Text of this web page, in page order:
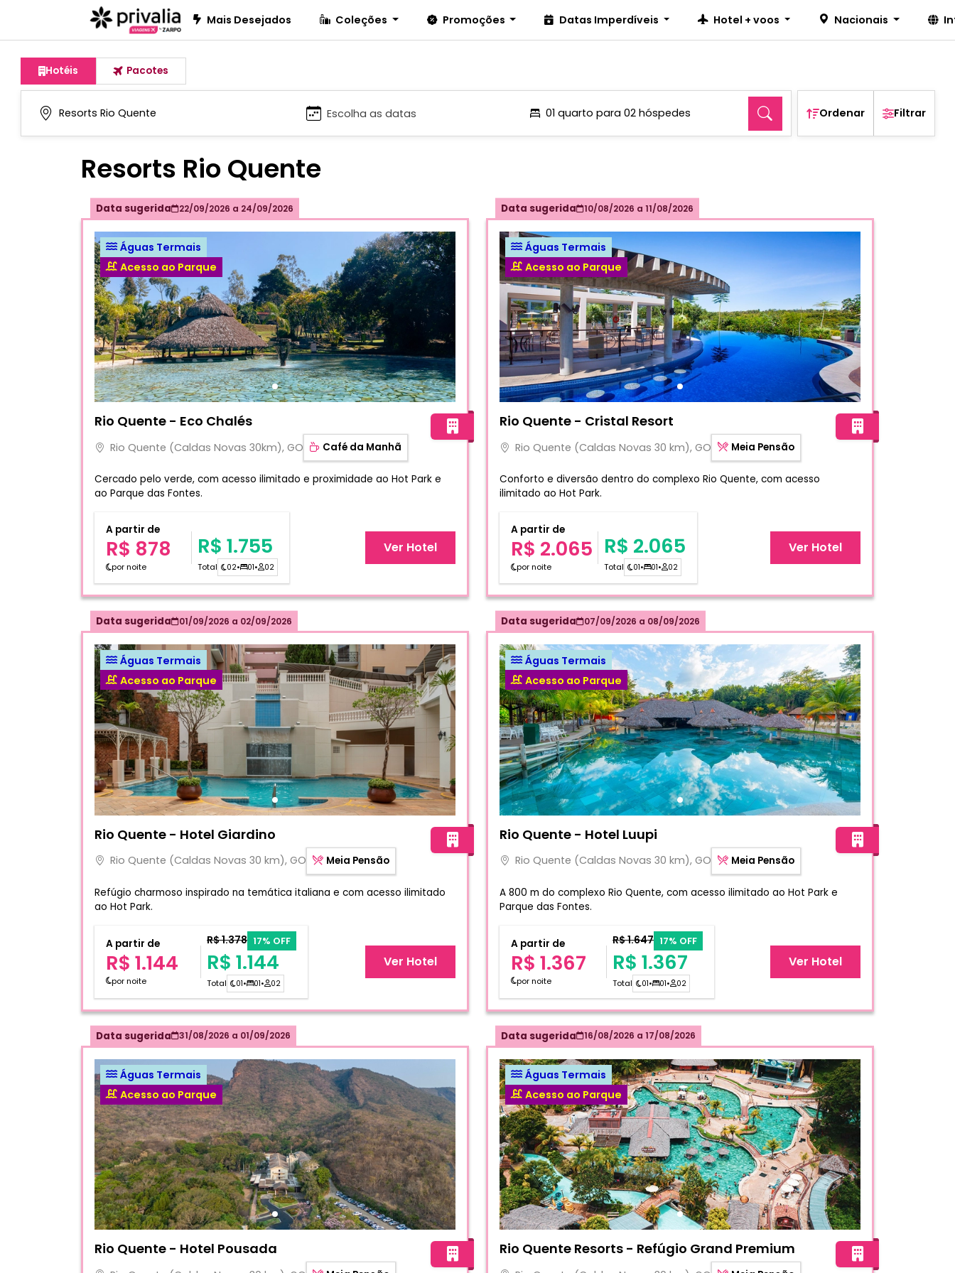
Mais Desejados Coleções Promoções Datas Imperdíveis Hotel + voos Nacionais
Hotéis Pacotes
01 quarto para 02 hóspedes Ordenar Filtrar
Resorts Rio Quente
Data sugerida 22/09/2026 a 24/09/2026
Águas Termais
Acesso ao Parque
Rio Quente - Eco Chalés
Rio Quente (Caldas Novas 30km), GO Café da Manhã
Cercado pelo verde, com acesso ilimitado e proximidade ao Hot Park e
ao Parque das Fontes.
A partir de
R$ 878
por noite
R$ 1.755
Total 02• 01• 02
Ver Hotel
Data sugerida 10/08/2026 a 11/08/2026
Águas Termais
Acesso ao Parque
Rio Quente - Cristal Resort
Rio Quente (Caldas Novas 30 km), GO Meia Pensão
Conforto e diversão dentro do complexo Rio Quente, com acesso
ilimitado ao Hot Park.
A partir de
R$ 2.065
por noite
R$ 2.065
Total 01• 01• 02
Ver Hotel
Data sugerida 01/09/2026 a 02/09/2026
Águas Termais
Acesso ao Parque
Rio Quente - Hotel Giardino
Rio Quente (Caldas Novas 30 km), GO Meia Pensão
Refúgio charmoso inspirado na temática italiana e com acesso ilimitado
ao Hot Park.
A partir de
R$ 1.144
por noite
R$ 1.378 17% OFF
R$ 1.144
Total 01• 01• 02
Ver Hotel
Data sugerida 07/09/2026 a 08/09/2026
Águas Termais
Acesso ao Parque
Rio Quente - Hotel Luupi
Rio Quente (Caldas Novas 30 km), GO Meia Pensão
A 800 m do complexo Rio Quente, com acesso ilimitado ao Hot Park e
Parque das Fontes.
A partir de
R$ 1.367
por noite
R$ 1.647 17% OFF
R$ 1.367
Total 01• 01• 02
Ver Hotel
Data sugerida 31/08/2026 a 01/09/2026
Águas Termais
Acesso ao Parque
Rio Quente - Hotel Pousada
Data sugerida 16/08/2026 a 17/08/2026
Águas Termais
Acesso ao Parque
Rio Quente Resorts - Refúgio Grand Premium